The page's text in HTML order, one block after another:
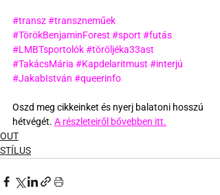
#transz#transzneműek
#TörökBenjaminForest #sport #futás
#LMBTsportolók#töröljéka33ast
#TakácsMária #Kapdelaritmust #interjú
#JakabIstván #queerinfo
Oszd meg cikkeinket és nyerj balatoni hosszú
hétvégét. A részleteiről bővebben itt.
OUT
STÍLUS